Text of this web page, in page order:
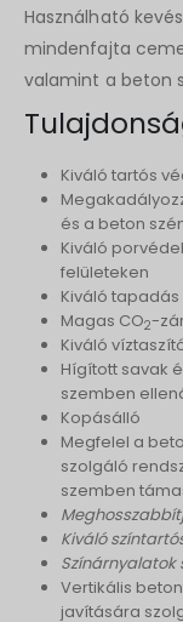
Használható
mindenfajta
valamint a beton
Kiváló tartós
és a beton
Kiváló
felületeken
Kiváló
Magas CO2-
Kiváló
Hígított savak
szemben
Kopásálló
Megfelel a
szolgáló
szemben
Kiváló
Színárnyalatok
Vertikális
javítására